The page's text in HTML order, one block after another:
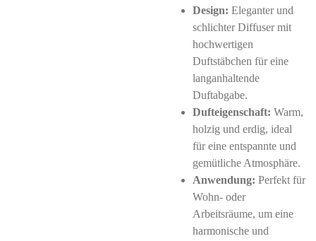
Design: Eleganter und
schlichter Diffuser mit
hochwertigen
Duftstäbchen für eine
langanhaltende
Duftabgabe.
Dufteigenschaft: Warm,
holzig und erdig, ideal
für eine entspannte und
gemütliche Atmosphäre.
Anwendung: Perfekt für
Wohn- oder
Arbeitsräume, um eine
harmonische und